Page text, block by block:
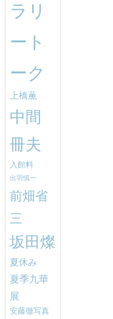
ラリ
ート
ーク
上橋薫
中間
冊夫
入館料
出羽慎一
前畑省
三
坂田燦
夏休み
夏季九華
展
安藤徹写真